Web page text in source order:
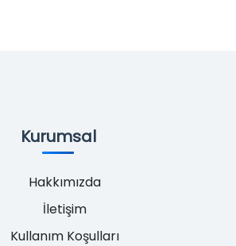
Kurumsal
Hakkımızda
İletişim
Kullanım Koşulları